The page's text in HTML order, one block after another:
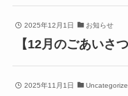
2025年12月1日 お知らせ
【12月のごあいさ
2025年11月1日